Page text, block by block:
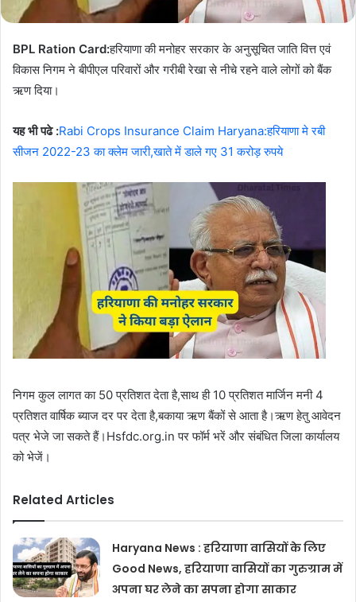
BPL Ration Card:हरियाणा की मनोहर सरकार के अनुसूचित जाति वित्त एवं
विकास निगम ने बीपीएल परिवारों और गरीबी रेखा से नीचे रहने वाले लोगों को बैंक
ऋण दिया।
यह भी पढे :Rabi Crops Insurance Claim Haryana:हरियाणा मे रबी
सीजन 2022-23 का क्लेम जारी,खाते में डाले गए 31 करोड़ रुपये
निगम कुल लागत का 50 प्रतिशत देता है,साथ ही 10 प्रतिशत मार्जिन मनी 4
प्रतिशत वार्षिक ब्याज दर पर देता है,बकाया ऋण बैंकों से आता है।ऋण हेतु आवेदन
पत्र भेजे जा सकते हैं।Hsfdc.org.in पर फॉर्म भरें और संबंधित जिला कार्यालय
को भेजें।
Related Articles
Haryana News : हरियाणा वासियों के लिए
Good News, हरियाणा वासियों का गुरुग्राम में
अपना घर लेने का सपना होगा साकार